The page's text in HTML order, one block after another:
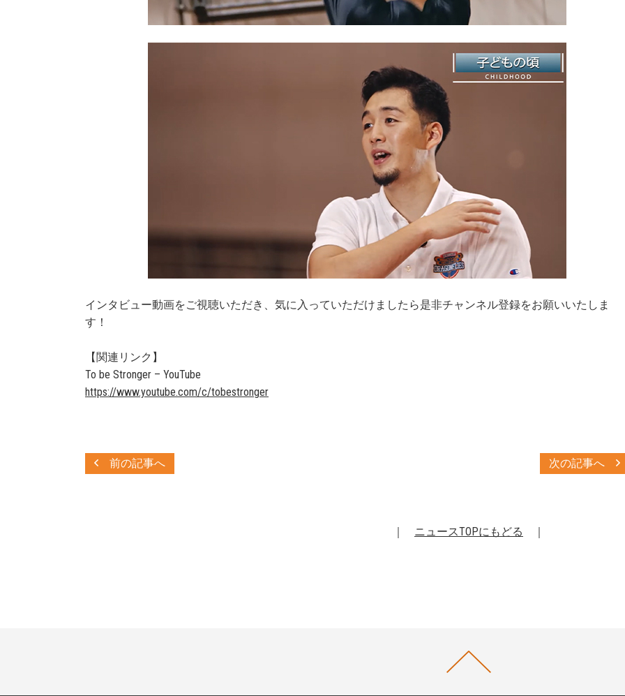
インタビュー動画をご視聴いただき、気に入っていただけましたら是非チャンネル登録をお願いいたしま
す！
【関連リンク】
To be Stronger – YouTube
https://www.youtube.com/c/tobestronger
前の記事へ 次の記事へ
｜ ニュースTOPにもどる ｜